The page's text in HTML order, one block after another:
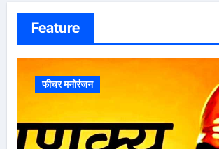
Feature
फीचर मनोरंजन